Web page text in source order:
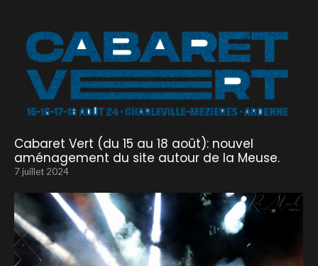
Cabaret Vert (du 15 au 18 août): nouvel
aménagement du site autour de la Meuse.
7 juillet 2024